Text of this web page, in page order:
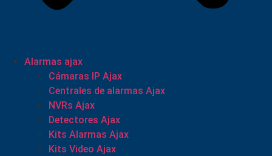
Alarmas ajax
Cámaras IP Ajax
Centrales de alarmas Ajax
NVRs Ajax
Detectores Ajax
Kits Alarmas Ajax
Kits Video Ajax